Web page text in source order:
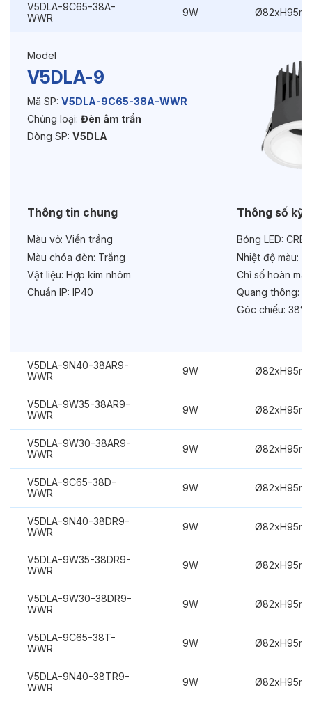
Kích thướcØ82xH95mm
Điện áp:220VAC, 50Hz
Độ bền & tùy chọn mở rộng
Chức năng:Dimmer Triac
V5DLA-9C65-38A-
WWR
9W
Model
V5DLA-9
Mã SP: V5DLA-9C65-38A-WWR
Chủng loại: Đèn âm trần
Dòng SP: V5DLA
Thông tin chung
Màu vỏ: Viền trắng
Màu chóa đèn: Trắng
Vật liệu: Hợp kim nhôm
Chuẩn IP: IP40
Thông số kỹ
Bóng LED:
Nhiệt độ màu:
Chỉ số hoàn
Quang thông:
Góc chiếu: 38°
V5DLA-9N40-38AR9-
WWR
9W
V5DLA-9W35-38AR9-
WWR
9W
V5DLA-9W30-38AR9-
WWR
9W
V5DLA-9C65-38D-
WWR
9W
V5DLA-9N40-38DR9-
WWR
9W
V5DLA-9W35-38DR9-
WWR
9W
V5DLA-9W30-38DR9-
WWR
9W
V5DLA-9C65-38T-
WWR
9W
V5DLA-9N40-38TR9-
WWR
9W